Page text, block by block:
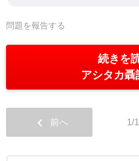
問題を報告する
続きを
アシタカ聶
chevron_left 前へ 1/